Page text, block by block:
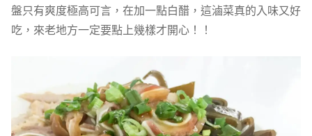
盤只有爽度極高可言，在加一點白醋，這滷菜真的入味又好
吃，來老地方一定要點上幾樣才開心！！